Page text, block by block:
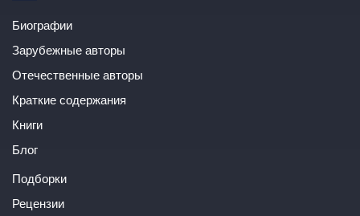
Биографии
Зарубежные авторы
Отечественные авторы
Краткие содержания
Книги
Блог
Подборки
Рецензии